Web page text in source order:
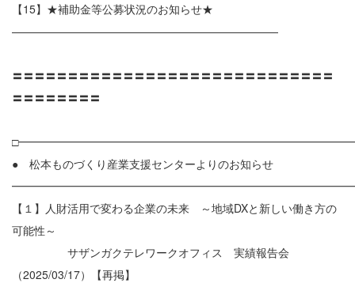
【15】★補助金等公募状況のお知らせ★
————————————————————————
〓〓〓〓〓〓〓〓〓〓〓〓〓〓〓〓〓〓〓〓〓〓〓〓〓〓〓〓〓
〓〓〓〓〓〓〓〓
● 松本ものづくり産業支援センターよりのお知らせ
【１】人財活用で変わる企業の未来 ～地域DXと新しい働き方の
可能性～
サザンガクテレワークオフィス 実績報告会
（2025/03/17）【再掲】